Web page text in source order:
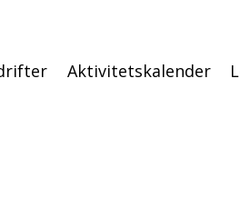
Aktivitetskalender